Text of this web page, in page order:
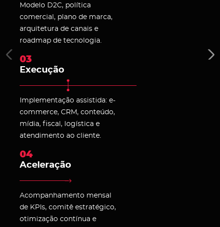
Modelo D2C, política
comercial, plano de marca,
arquitetura de canais e
roadmap de tecnologia.
03
Execução
Implementação assistida: e-
commerce, CRM, conteúdo,
mídia, fiscal, logística e
atendimento ao cliente.
04
Aceleração
Acompanhamento mensal
de KPIs, comitê estratégico,
otimização contínua e